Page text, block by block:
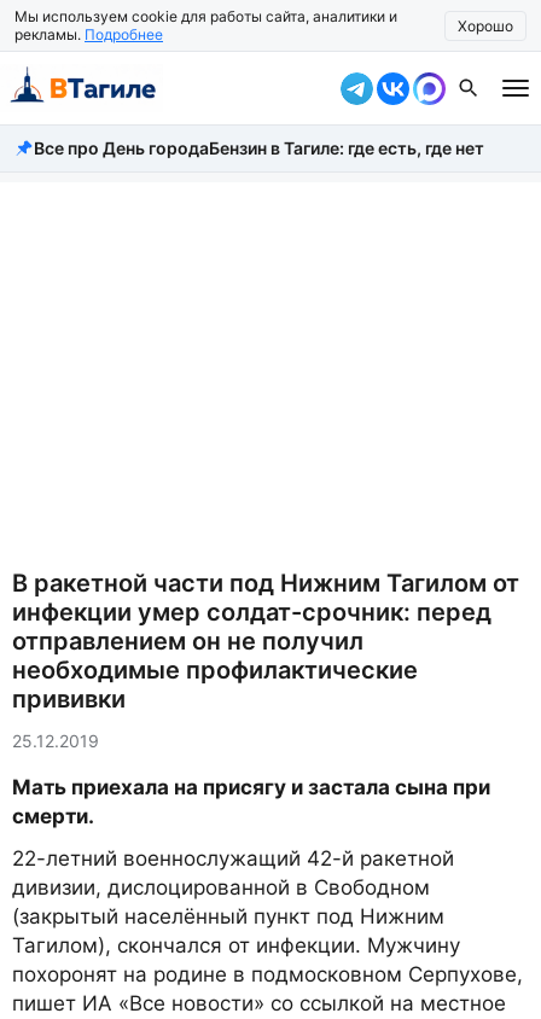
Мы используем cookie для работы сайта, аналитики и
рекламы. Подробнее Хорошо
Все новости
Все про День городаБензин в Тагиле: где есть, где нет
В ракетной части под Нижним Тагилом от
инфекции умер солдат-срочник: перед
отправлением он не получил
необходимые профилактические
прививки
25.12.2019
Мать приехала на присягу и застала сына при
смерти.
22-летний военнослужащий 42-й ракетной
дивизии, дислоцированной в Свободном
(закрытый населённый пункт под Нижним
Тагилом), скончался от инфекции. Мужчину
похоронят на родине в подмосковном Серпухове,
пишет ИА «Все новости» со ссылкой на местное